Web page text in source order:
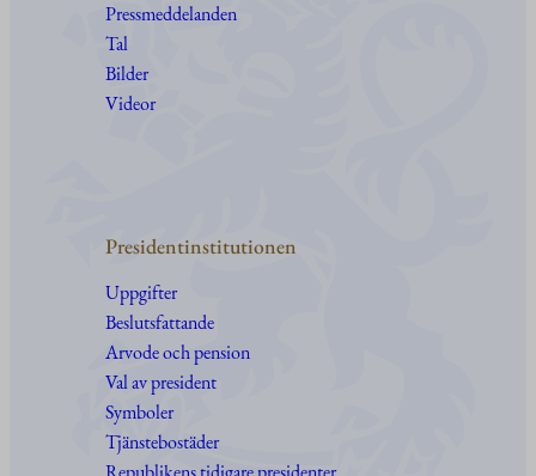
Pressmeddelanden
Tal
Bilder
Videor
Presidentinstitutionen
Uppgifter
Beslutsfattande
Arvode och pension
Val av president
Symboler
Tjänstebostäder